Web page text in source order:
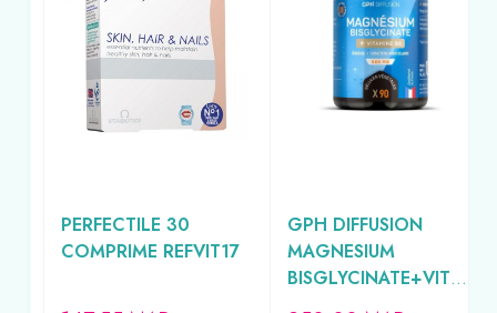
PERFECTILE 30
COMPRIME REFVIT17
GPH DIFFUSION
MAGNESIUM
BISGLYCINATE+VITA
MINE B6 500MG 90